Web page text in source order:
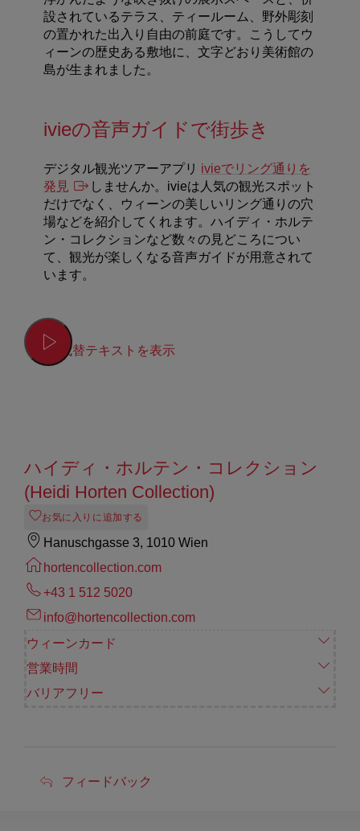
設されているテラス、ティールーム、野外彫刻
の置かれた出入り自由の前庭です。こうしてウ
ィーンの歴史ある敷地に、文字どおり美術館の
島が生まれました。
ivieの音声ガイドで街歩き
デジタル観光ツアーアプリ ivieでリング通りを
発見
しませんか。ivieは人気の観光スポット
だけでなく、ウィーンの美しいリング通りの穴
場などを紹介してくれます。ハイディ・ホルテ
ン・コレクションなど数々の見どころについ
て、観光が楽しくなる音声ガイドが用意されて
います。
代替テキストを表示
ハイディ・ホルテン・コレクション
(Heidi Horten Collection)
お気に入りに追加する
Hanuschgasse 3, 1010 Wien
hortencollection.com
+43 1 512 5020
info@hortencollection.com
ウィーンカード
営業時間
バリアフリー
フ
フィードバック